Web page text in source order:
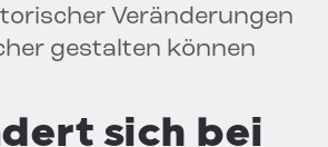
Veränderungen
gestalten können
sich bei